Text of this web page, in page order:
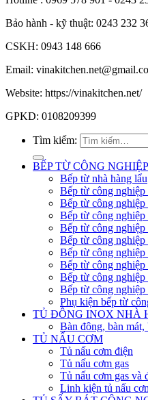
Bảo hành - kỹ thuật: 0243 232
CSKH: 0943 148 666
Email:
Website: https://vinakitchen.net/
GPKD: 0108209399
Tìm kiếm:
BẾP TỪ CÔNG NGHIỆP
Bếp từ nhà hàng lẩu
Bếp từ công
Bếp từ công
Bếp từ công
Bếp từ công
Bếp từ công
Bếp từ công
Bếp từ công
Bếp từ công
Bếp từ công
Phụ kiện bếp từ
TỦ ĐÔNG INOX NHÀ
Bàn đông, bàn
TỦ NẤU CƠM
Tủ nấu cơm điện
Tủ nấu cơm gas
Tủ nấu cơm gas và
Linh kiện tủ nấu